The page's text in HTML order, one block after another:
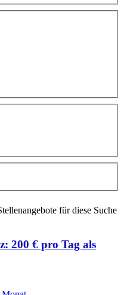
für diese Suche
200 € pro Tag als